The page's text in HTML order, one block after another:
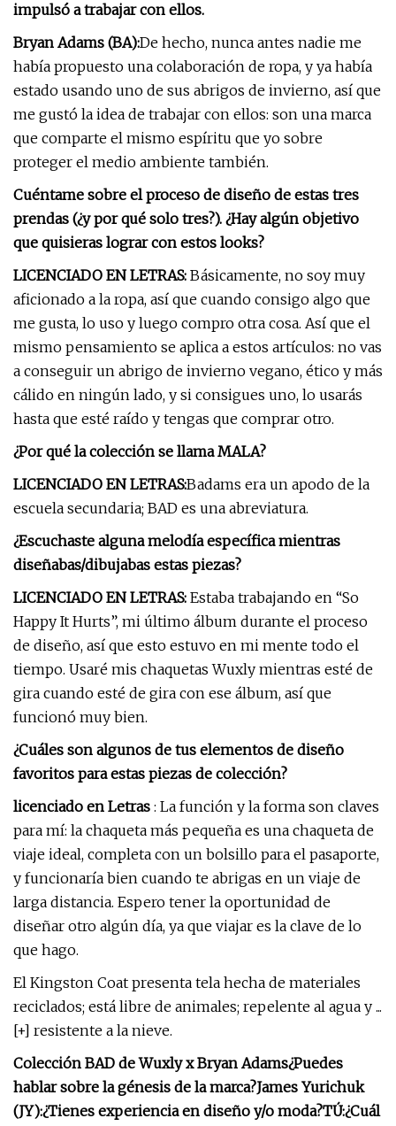
impulsó a trabajar con ellos.
Bryan Adams (BA):De hecho, nunca antes nadie me
había propuesto una colaboración de ropa, y ya había
estado usando uno de sus abrigos de invierno, así que
me gustó la idea de trabajar con ellos: son una marca
que comparte el mismo espíritu que yo sobre
proteger el medio ambiente también.
Cuéntame sobre el proceso de diseño de estas tres
prendas (¿y por qué solo tres?). ¿Hay algún objetivo
que quisieras lograr con estos looks?
LICENCIADO EN LETRAS: Básicamente, no soy muy
aficionado a la ropa, así que cuando consigo algo que
me gusta, lo uso y luego compro otra cosa. Así que el
mismo pensamiento se aplica a estos artículos: no vas
a conseguir un abrigo de invierno vegano, ético y más
cálido en ningún lado, y si consigues uno, lo usarás
hasta que esté raído y tengas que comprar otro.
¿Por qué la colección se llama MALA?
LICENCIADO EN LETRAS:Badams era un apodo de la
escuela secundaria; BAD es una abreviatura.
¿Escuchaste alguna melodía específica mientras
diseñabas/dibujabas estas piezas?
LICENCIADO EN LETRAS: Estaba trabajando en “So
Happy It Hurts”, mi último álbum durante el proceso
de diseño, así que esto estuvo en mi mente todo el
tiempo. Usaré mis chaquetas Wuxly mientras esté de
gira cuando esté de gira con ese álbum, así que
funcionó muy bien.
¿Cuáles son algunos de tus elementos de diseño
favoritos para estas piezas de colección?
licenciado en Letras : La función y la forma son claves
para mí: la chaqueta más pequeña es una chaqueta de
viaje ideal, completa con un bolsillo para el pasaporte,
y funcionaría bien cuando te abrigas en un viaje de
larga distancia. Espero tener la oportunidad de
diseñar otro algún día, ya que viajar es la clave de lo
que hago.
El Kingston Coat presenta tela hecha de materiales
reciclados; está libre de animales; repelente al agua y ...
[+] resistente a la nieve.
Colección BAD de Wuxly x Bryan Adams¿Puedes
hablar sobre la génesis de la marca?James Yurichuk
(JY):¿Tienes experiencia en diseño y/o moda?TÚ:¿Cuál